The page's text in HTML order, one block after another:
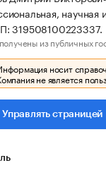
319508100223337.
из публичных
носит
не является
Управлять страницей